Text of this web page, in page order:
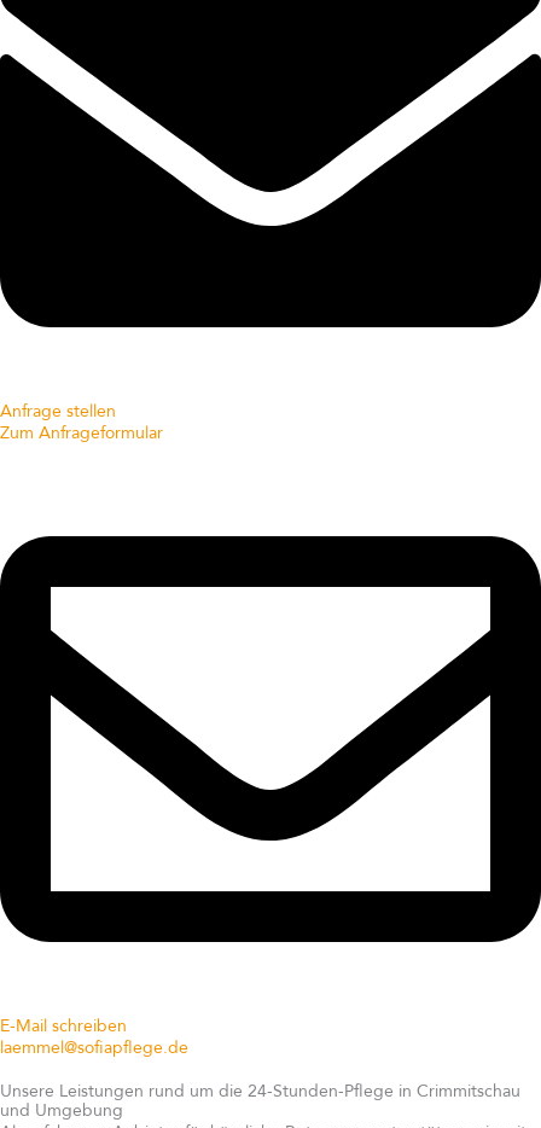
Anfrage stellen
Zum Anfrageformular
E-Mail schreiben
laemmel@sofiapflege.de
Unsere Leistungen rund um die 24-Stunden-Pflege in Crimmitschau
und Umgebung